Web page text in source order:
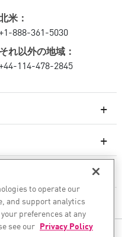
キュリティ
米：
888-361-5030
それ以外の地域：
114-478-2845
to operate our
and support analytics
preferences at any
see our Privacy Policy